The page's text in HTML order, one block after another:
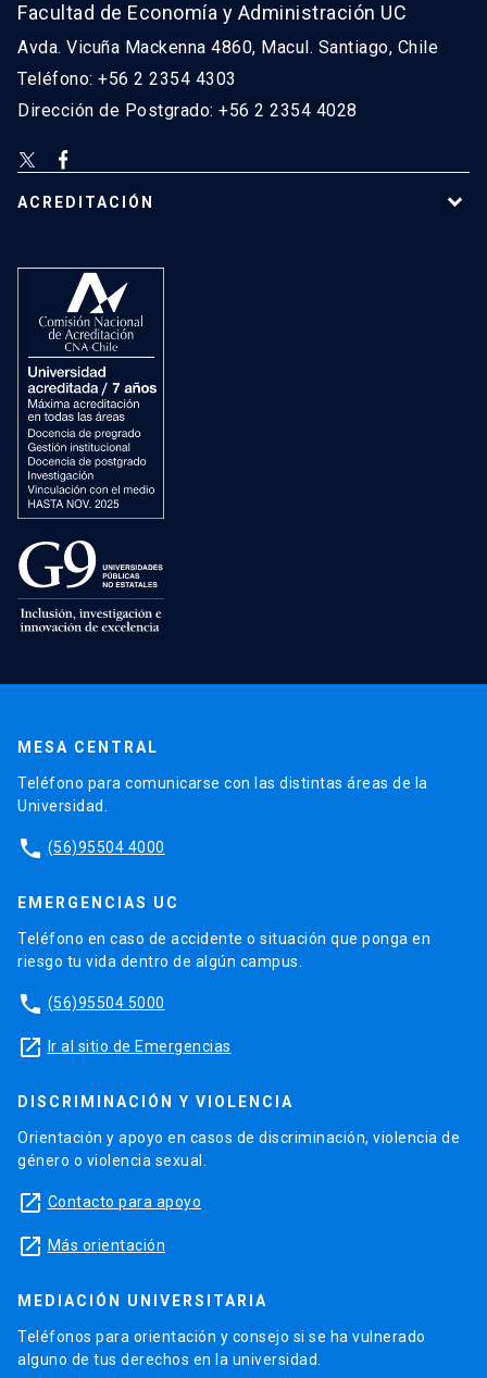
Facultad de Economía y Administración UC
Avda. Vicuña Mackenna 4860, Macul. Santiago, Chile
Teléfono: +56 2 2354 4303
Dirección de Postgrado: +56 2 2354 4028
ACREDITACIÓN
MESA CENTRAL
Teléfono para comunicarse con las distintas áreas de la
Universidad.
phone (56)95504 4000
EMERGENCIAS UC
Teléfono en caso de accidente o situación que ponga en
riesgo tu vida dentro de algún campus.
phone (56)95504 5000
launch Ir al sitio de Emergencias
DISCRIMINACIÓN Y VIOLENCIA
Orientación y apoyo en casos de discriminación, violencia de
género o violencia sexual.
launch Contacto para apoyo
launch Más orientación
MEDIACIÓN UNIVERSITARIA
Teléfonos para orientación y consejo si se ha vulnerado
alguno de tus derechos en la universidad.